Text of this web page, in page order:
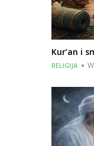
Kur’an i
RELIGIJA